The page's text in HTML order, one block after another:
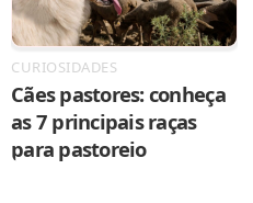
CURIOSIDADES
Cães pastores: conheça
as 7 principais raças
para pastoreio